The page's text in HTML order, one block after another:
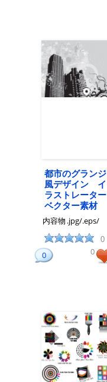
都市のグランジ
風デザイン イ
ラストレーター
ベクター素材
内容物 .jpg/.eps/
0
0 0